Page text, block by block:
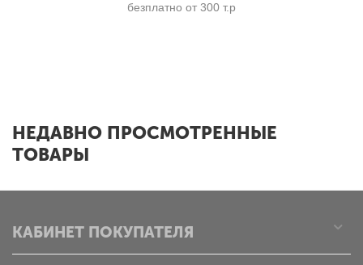
безплатно от 300 т.р
НЕДАВНО ПРОСМОТРЕННЫЕ
ТОВАРЫ
КАБИНЕТ ПОКУПАТЕЛЯ